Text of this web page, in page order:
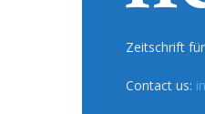
Zeitschrift
Contact us: